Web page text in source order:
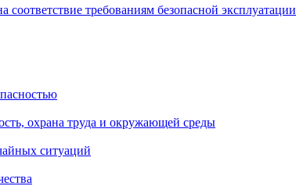
соответствие требованиям безопасной эксплуатации
охрана труда и окружающей среды
ситуаций